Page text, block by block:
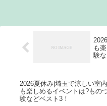
も
験
2026夏休み|埼玉で涼しい室
も楽しめるイベントは?もの
験などベスト3！